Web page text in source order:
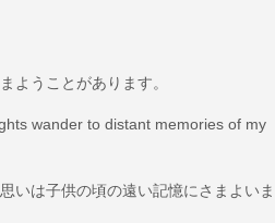
ようことがあります。
wander to distant memories of my
いは子供の頃の遠い記憶にさまよいま